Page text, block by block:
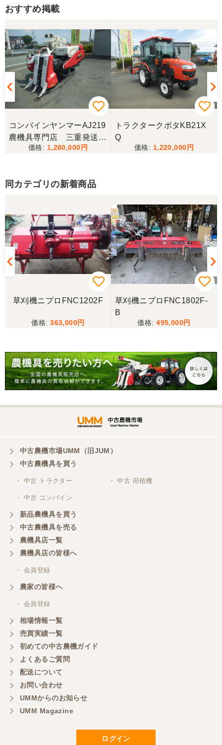
この度はお世話になりました。また、機会があれば
よろしくお願いします。
三重県／ユウスケ
購入から引き取りまでスムーズでした。ありがとう
ございました。
三重県／
当方の要望に対して、素早く対応していただき感謝
スタッフの鈴木さんが親切で機械に詳しく 丁寧にご
対応頂きました。 ありがとう！ 少し距離はあります
が、今後も農機具を買う際はのうき屋さんを利用し
ようと思います。
三重県／miraisann
写真と現物が違いすぎる
こちらの、対応も、よく、大変、満足、です。
三重県／谷本勝美
こちらの、対応、も、よくして、くれました。
対応も、よくしてくれました、有難うございまし
三重県／山本
対応ありがとうございました。
三重県／山本
共立シュレッターを受け取りました。 状態は問題な
く、エンジンも調子がよさそうです。 ありがとうご
ざいました。
三重県／
嫌な顔をせずに一生懸命頑張ってくれる中山さんに
感謝しています。ここで3台買いましたが、これから
もよろしくお願いしたいです。
三重県／
初めてコンバインを買いに行ったのですが、とても
明るい方に担当していただき細かく説明して下さっ
てとても嬉しかったです。
担当さんの説明が丁寧で分かりやすく、急な要望に
おすすめ掲載
コンバインヤンマーAJ219
農機具専門店 三重発送整
備済み
1,280,000
トラクタークボタKB21X
Q
1,220,000
同カテゴリの新着商品
草刈機ニプロFNC1202F
363,000
草刈機ニプロFNC1802F-
B
495,000
中古農機市場UMM（旧JUM）
中古農機具を買う
・ 中古 トラクター ・ 中古 田植機
・ 中古 コンバイン
新品農機具を買う
中古農機具を売る
農機具店一覧
農機具店の皆様へ
・ 会員登録
農家の皆様へ
・ 会員登録
相場情報一覧
売買実績一覧
初めての中古農機ガイド
よくあるご質問
配送について
お問い合わせ
UMMからのお知らせ
UMM Magazine
ログイン